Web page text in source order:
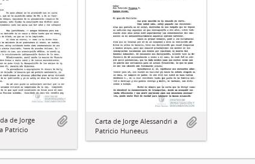
de Jorge
Patricio
Carta de Jorge Alessandri a
Patricio Huneeus